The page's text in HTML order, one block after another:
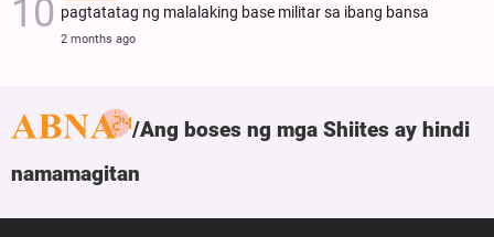
pagtatatag ng malalaking base militar sa ibang bansa
2 months ago
Ang boses ng mga Shiites ay hindi
namamagitan